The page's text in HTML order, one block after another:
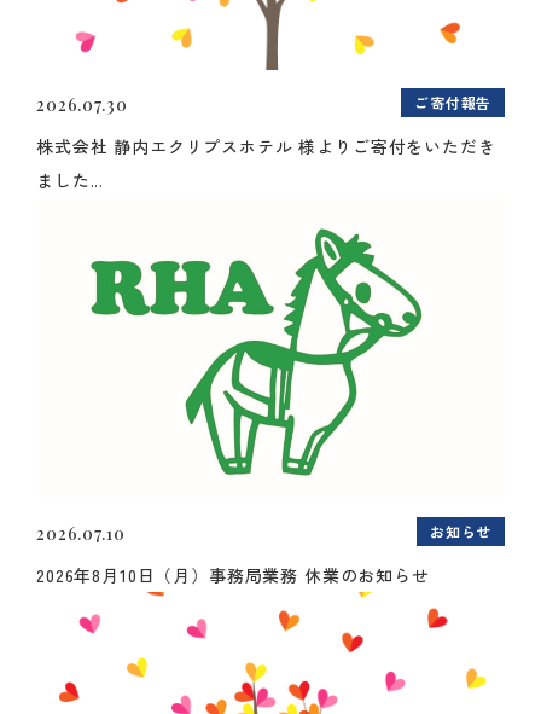
2026.07.30 ご寄付報告
株式会社 静内エクリプスホテル 様よりご寄付をいただき
ました...
2026.07.10 お知らせ
2026年8月10日（月）事務局業務 休業のお知らせ